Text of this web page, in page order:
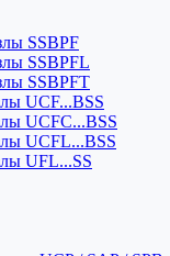
SSBPF
SSBPFL
SSBPFT
UCF...BSS
UCFC...BSS
UCFL...BSS
UFL...SS